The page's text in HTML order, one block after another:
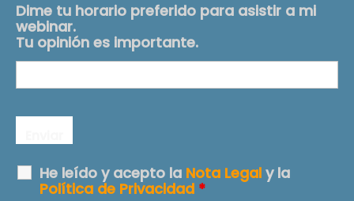
Dime tu horario preferido para asistir a mi
webinar.
Tu opinión es importante.
He leído y acepto la Nota Legal y la
Política de Privacidad *